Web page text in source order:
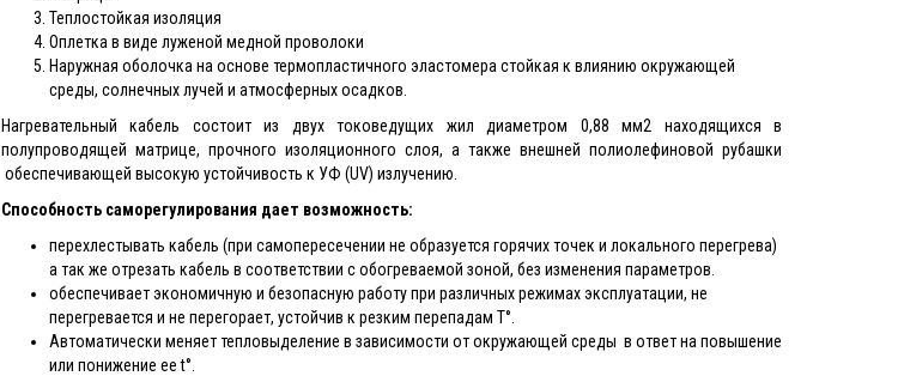
Теплостойкая изоляция
Оплетка в виде луженой медной проволоки
Наружная оболочка на основе термопластичного эластомера стойкая к влиянию окружающей
среды, солнечных лучей и атмосферных осадков.
Нагревательный кабель состоит из двух токоведущих жил диаметром 0,88 мм2 находящихся в
полупроводящей матрице, прочного изоляционного слоя, а также внешней полиолефиновой рубашки
обеспечивающей высокую устойчивость к УФ (UV) излучению.
Способность саморегулирования дает возможность:
перехлестывать кабель (при самопересечении не образуется горячих точек и локального перегрева)
а так же отрезать кабель в соответствии с обогреваемой зоной, без изменения параметров.
обеспечивает экономичную и безопасную работу при различных режимах эксплуатации, не
перегревается и не перегорает, устойчив к резким перепадам T°.
Автоматически меняет тепловыделение в зависимости от окружающей среды в ответ на повышение
или понижение ее t°.